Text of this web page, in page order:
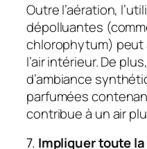
Outre l’aération,
dépolluantes
chlorophytum) peut
l’air intérieur. De
d’ambiance
parfumées
contribue à un air
7. Impliquer toute